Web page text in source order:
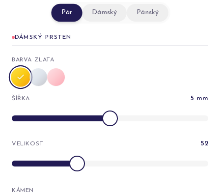
Pár Dámský Pánský
DÁMSKÝ PRSTEN
BARVA ZLATA
ŠÍŘKA 5 mm
VELIKOST 52
KÁMEN